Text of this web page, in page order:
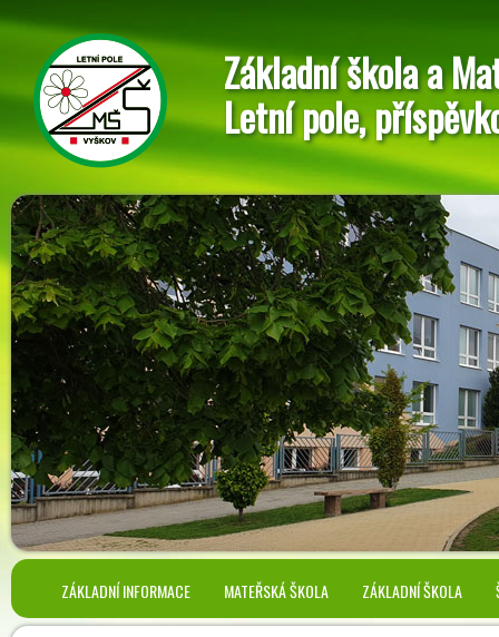
Základní škola a
Letní pole,
ZÁKLADNÍ INFORMACE MATEŘSKÁ ŠKOLA ZÁKLADNÍ ŠKOLA